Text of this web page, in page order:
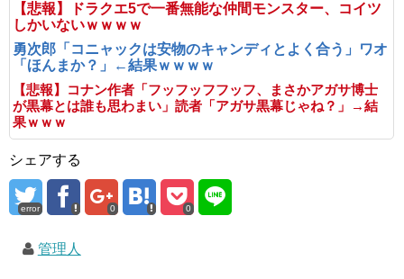
【悲報】ドラクエ5で一番無能な仲間モンスター、コイツ
しかいないｗｗｗｗ
勇次郎「コニャックは安物のキャンディとよく合う」ワオ
「ほんまか？」←結果ｗｗｗｗ
【悲報】コナン作者「フッフッフフッフ、まさかアガサ博士
が黒幕とは誰も思わまい」読者「アガサ黒幕じゃね？」→結
果ｗｗｗ
シェアする
error 0 0
管理人